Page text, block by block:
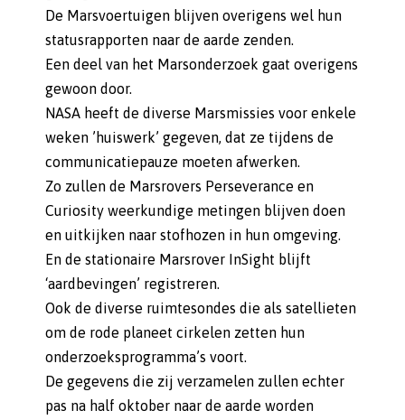
De Marsvoertuigen blijven overigens wel hun
statusrapporten naar de aarde zenden.
Een deel van het Marsonderzoek gaat overigens
gewoon door.
NASA heeft de diverse Marsmissies voor enkele
weken ’huiswerk’ gegeven, dat ze tijdens de
communicatiepauze moeten afwerken.
Zo zullen de Marsrovers Perseverance en
Curiosity weerkundige metingen blijven doen
en uitkijken naar stofhozen in hun omgeving.
En de stationaire Marsrover InSight blijft
‘aardbevingen’ registreren.
Ook de diverse ruimtesondes die als satellieten
om de rode planeet cirkelen zetten hun
onderzoeksprogramma’s voort.
De gegevens die zij verzamelen zullen echter
pas na half oktober naar de aarde worden